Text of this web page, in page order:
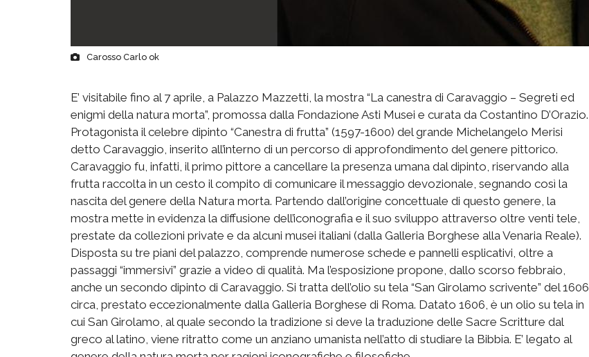
Carosso Carlo ok
E’ visitabile fino al 7 aprile, a Palazzo Mazzetti, la mostra “La canestra di Caravaggio – Segreti ed
enigmi della natura morta”, promossa dalla Fondazione Asti Musei e curata da Costantino D’Orazio.
Protagonista il celebre dipinto “Canestra di frutta” (1597-1600) del grande Michelangelo Merisi
detto Caravaggio, inserito all’interno di un percorso di approfondimento del genere pittorico.
Caravaggio fu, infatti, il primo pittore a cancellare la presenza umana dal dipinto, riservando alla
frutta raccolta in un cesto il compito di comunicare il messaggio devozionale, segnando così la
nascita del genere della Natura morta. Partendo dall’origine concettuale di questo genere, la
mostra mette in evidenza la diffusione dell’iconografia e il suo sviluppo attraverso oltre venti tele,
prestate da collezioni private e da alcuni musei italiani (dalla Galleria Borghese alla Venaria Reale).
Disposta su tre piani del palazzo, comprende numerose schede e pannelli esplicativi, oltre a
passaggi “immersivi” grazie a video di qualità. Ma l’esposizione propone, dallo scorso febbraio,
anche un secondo dipinto di Caravaggio. Si tratta dell’olio su tela “San Girolamo scrivente” del 1606
circa, prestato eccezionalmente dalla Galleria Borghese di Roma. Datato 1606, è un olio su tela in
cui San Girolamo, al quale secondo la tradizione si deve la traduzione delle Sacre Scritture dal
greco al latino, viene ritratto come un anziano umanista nell’atto di studiare la Bibbia. E’ legato al